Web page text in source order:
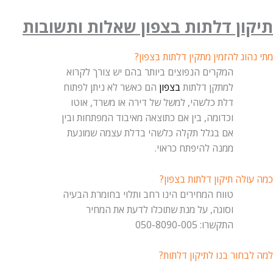
תיקון דלתות בצפון שאלות ותשובות
מתי נהוג להזמין מתקין דלתות בצפון?
המקרים הנפוצים ביותר בהם יש צורך לקרוא
למתקן דלתות בצפון הם כאשר לא ניתן לפתוח
דלת כלשהי, למשל של דירה או משרד, אוטו
וכדומה, בין אם כתוצאה מאיבוד המפתחות ובין
אם בגלל תקלה כלשהי בדלת עצמה שמונעת
ממנה להיפתח כראוי.
כמה עולה תיקון דלתות בצפון?
טווח המחירים הינו רחב ותלוי בחומרת הבעיה
וסוגה, על מנת שתוכלו לדעת את המחיר
התקשרו: 050-8090-005
למה לבחור בנו לתיקון דלתות?